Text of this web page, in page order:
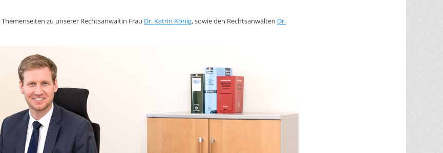
zu unserer Rechtsanwältin Frau Dr. Katrin König, sowie den Rechtsanwälten Dr.